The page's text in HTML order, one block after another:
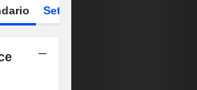
Settore